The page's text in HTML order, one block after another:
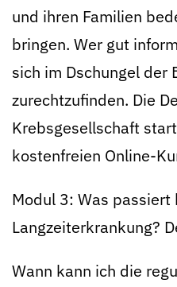
und ihren Familien
bringen. Wer gut
sich im Dschungel der
zurechtzufinden. Die
Krebsgesellschaft
kostenfreien Online-
Modul 3: Was passiert
Langzeiterkrankung?
Wann kann ich die